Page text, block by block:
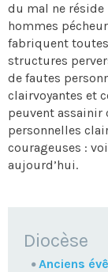
du mal ne réside
hommes
fabriquent
structures
de fautes
clairvoyantes et
peuvent assainir
personnelles
courageuses :
aujourd’hui.
Diocèse
Anciens